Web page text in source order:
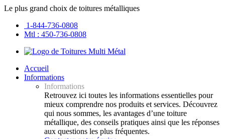
Le plus grand choix de toitures métalliques
1-844-736-0808
Mtl : 450-736-0808
Accueil
Informations
Informations
Retrouvez ici toutes les informations essentielles pour
mieux comprendre nos produits et services. Découvrez
qui nous sommes, les avantages d’une toiture
métallique, des conseils pratiques ainsi que les réponses
aux questions les plus fréquentes.